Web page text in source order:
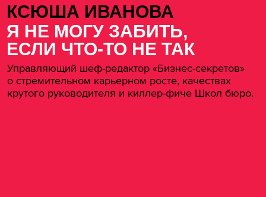
КСЮША ИВАНОВА
Я НЕ МОГУ ЗАБИТЬ,
ЕСЛИ ЧТО-ТО НЕ ТАК
Управляющий шеф-редактор «Бизнес-секретов»
о стремительном карьерном росте, качествах
крутого руководителя и киллер-фиче Школ бюро.